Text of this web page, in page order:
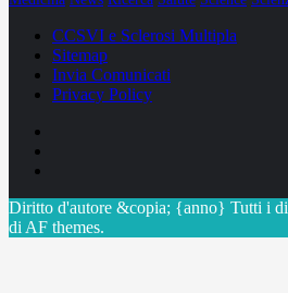
CCSVI e Sclerosi Multipla
Sitemap
Invia Comunicati
Privacy Policy
Diritto d'autore &copia; {anno} Tutti i
di AF themes.